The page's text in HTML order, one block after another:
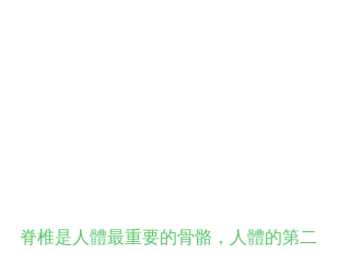
脊椎是人體最重要的骨骼，人體的第二